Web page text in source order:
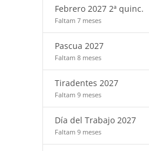
Febrero 2027 2ª quinc.
Faltam 7 meses
Pascua 2027
Faltam 8 meses
Tiradentes 2027
Faltam 9 meses
Día del Trabajo 2027
Faltam 9 meses